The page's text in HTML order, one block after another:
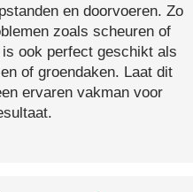
en doorvoeren. Zo
zoals scheuren of
ook perfect geschikt als
of groendaken. Laat dit
ervaren vakman voor